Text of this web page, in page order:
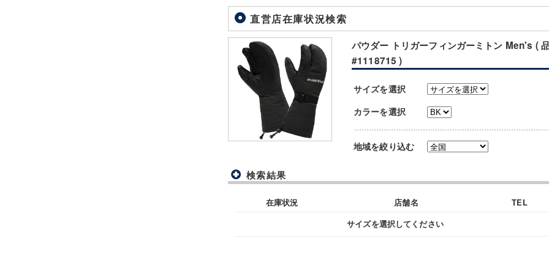
直営店在庫状況検索
パウダー トリガーフィンガーミトン Men's (
#1118715 )
サイズを選択
カラーを選択
地域を絞り込む
検索結果
在庫状況 店舗名
TEL
サイズを選択してください